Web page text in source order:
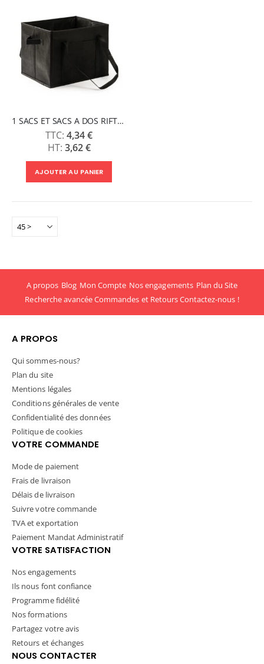
1 SACS ET SACS A DOS RIFTER
4,34 €
3,62 €
AJOUTER AU PANIER
A propos Blog Mon Compte Nos engagements Plan du Site
Recherche avancéeCommandes et RetoursContactez-nous !
A PROPOS
Qui sommes-nous?
Plan du site
Mentions légales
Conditions générales de vente
Confidentialité des données
Politique de cookies
VOTRE COMMANDE
Mode de paiement
Frais de livraison
Délais de livraison
Suivre votre commande
TVA et exportation
Paiement Mandat Administratif
VOTRE SATISFACTION
Nos engagements
Ils nous font confiance
Programme fidélité
Nos formations
Partagez votre avis
Retours et échanges
NOUS CONTACTER